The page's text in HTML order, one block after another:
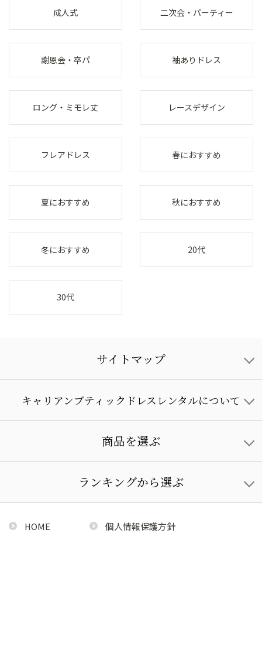
成人式 二次会・パーティー
謝恩会・卒パ 袖ありドレス
ロング・ミモレ丈 レースデザイン
フレアドレス 春におすすめ
夏におすすめ 秋におすすめ
冬におすすめ 20代
30代
サイトマップ
キャリアンブティックドレスレンタルについて
商品を選ぶ
ランキングから選ぶ
HOME 個人情報保護方針